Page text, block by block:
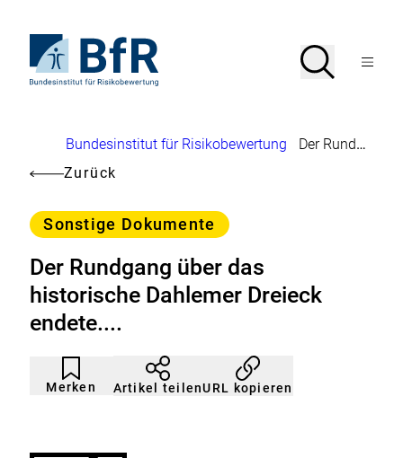
Seiteninhalt
springenStartseite
von
Suche
SucheMenü
Brotkrumennavigation
Bundesinstitut für Risikobewertung
Der Rundgang über das historische Dahlemer Dreieck endete....
Zurück
Kategorie
Sonstige Dokumente
Der Rundgang über das
historische Dahlemer Dreieck
endete....
Merken
Artikel
nicht
gemerkt
Durch
Klicken
der
Artikel teilenURL kopieren